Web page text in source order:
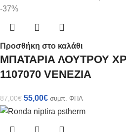
-37%
Προσθήκη στο καλάθι
ΜΠΑΤΑΡΙΑ ΛΟΥΤΡΟΥ
1107070 VENEZIA
87,00€ 55,00€ συμπ. ΦΠΑ